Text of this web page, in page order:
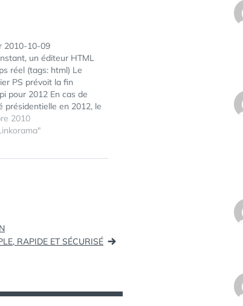
2010-10-09
un éditeur HTML
réel (tags: html) Le
PS prévoit la fin
pour 2012 En cas de
présidentielle en 2012, le
à abroger la loi
démanteler la Haute
2010
RAPIDE ET SÉCURISÉ